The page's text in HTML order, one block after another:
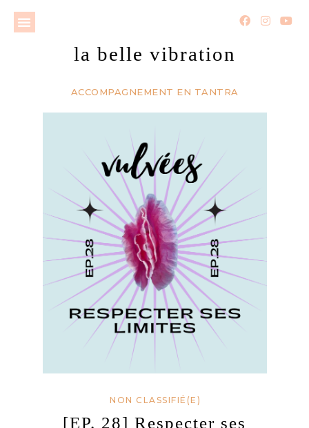
la belle vibration
ACCOMPAGNEMENT EN TANTRA
NON CLASSIFIÉ(E)
[EP. 28] Respecter ses